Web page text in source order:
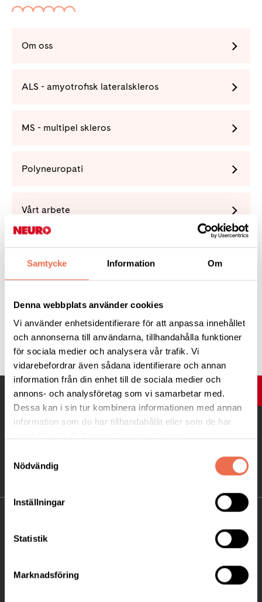
Samtycke Information Om
Denna webbplats använder cookies
Vi använder enhetsidentifierare för att anpassa innehållet
och annonserna till användarna, tillhandahålla funktioner
för sociala medier och analysera vår trafik. Vi
vidarebefordrar även sådana identifierare och annan
information från din enhet till de sociala medier och
annons- och analysföretag som vi samarbetar med.
Dessa kan i sin tur kombinera informationen med annan
information som du har tillhandahållit eller som de har
Nödvändig
Inställningar
Statistik
Marknadsföring
Om oss
ALS - amyotrofisk lateralskleros
MS - multipel skleros
Polyneuropati
Vårt arbete
Förening
Tipsa
Telefon:08-677 70 10